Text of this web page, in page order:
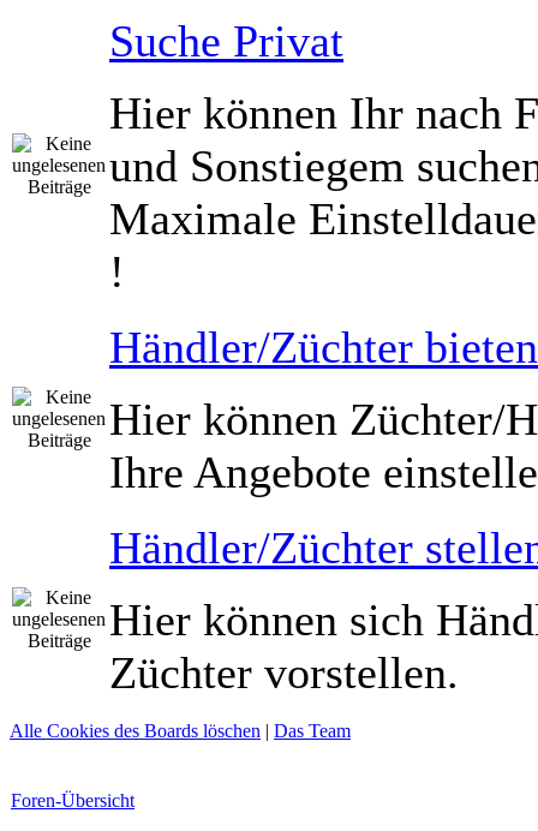
Suche Privat
Hier können Ihr nach
und Sonstiegem
Maximale
!
Händler/Züchter
Hier können Züchter/
Ihre Angebote
Händler/Züchter
Hier können sich
Züchter vorstellen.
Alle Cookies des Boards löschen | Das Team
Foren-Übersicht